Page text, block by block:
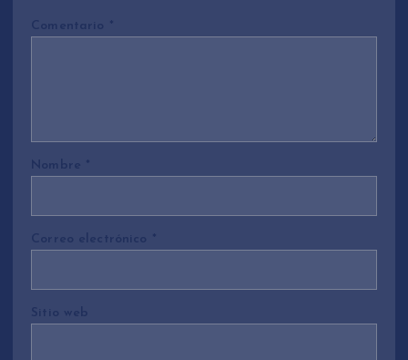
Comentario *
Nombre *
Correo electrónico *
Sitio web